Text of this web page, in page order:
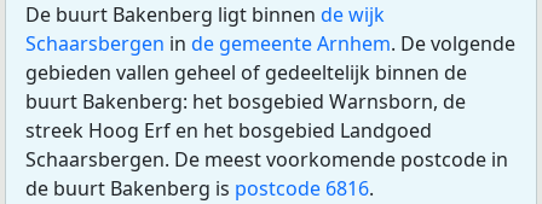
De buurt Bakenberg ligt binnen de wijk
Schaarsbergen in de gemeente Arnhem. De volgende
gebieden vallen geheel of gedeeltelijk binnen de
buurt Bakenberg: het bosgebied Warnsborn, de
streek Hoog Erf en het bosgebied Landgoed
Schaarsbergen. De meest voorkomende postcode in
de buurt Bakenberg is postcode 6816.